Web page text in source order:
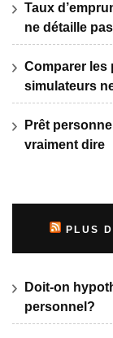
Taux
ne détaille
Comparer les
simulateurs
Prêt
vraiment dire
PLUS
Doit-on
personnel?